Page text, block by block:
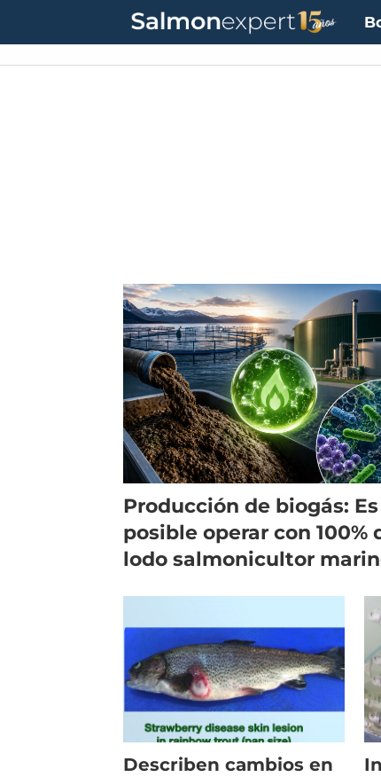
Tag:
Producción de biogás: Es
posible operar con 100%
lodo salmonicultor
Describen cambios en